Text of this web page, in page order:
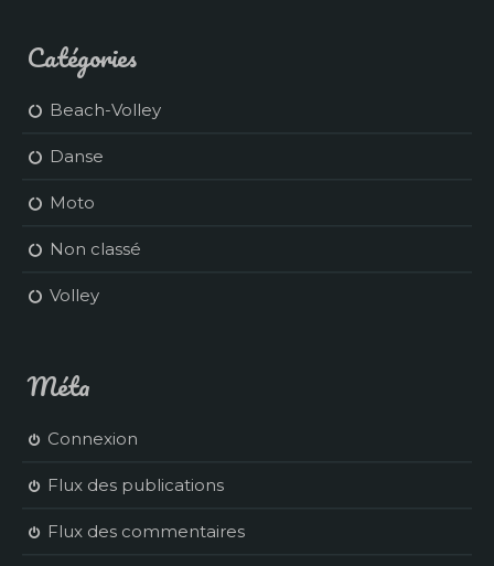
Catégories
Beach-Volley
Danse
Moto
Non classé
Volley
Méta
Connexion
Flux des publications
Flux des commentaires